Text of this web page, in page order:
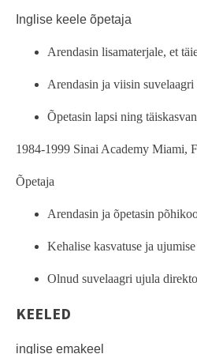
Inglise keele õpetaja
Arendasin lisamaterjale, et
Arendasin ja viisin
Õpetasin lapsi ning
1984-1999 Sinai Academy Miami,
Õpetaja
Arendasin ja õpetasin
Kehalise kasvatuse ja
Olnud suvelaagri ujula
KEELED
inglise emakeel